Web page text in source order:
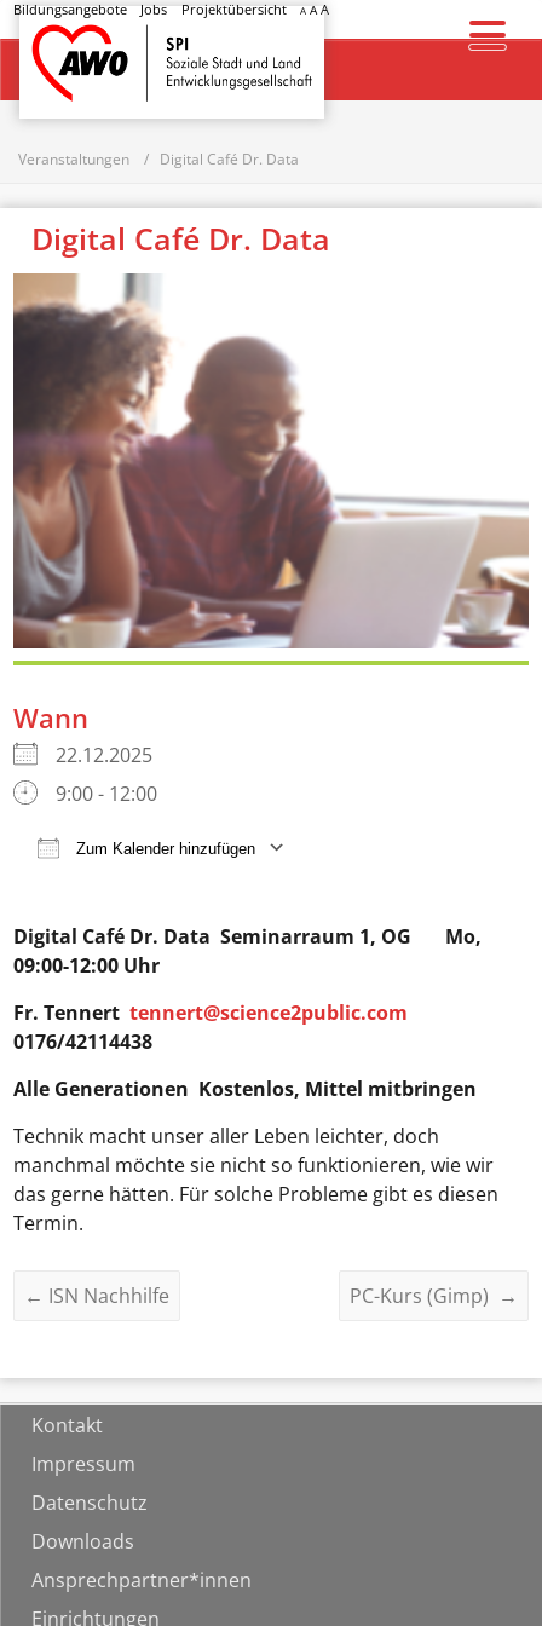
Bildungsangebote Jobs Projektübersicht A AA
Startseite
Veranstaltungen Digital Café Dr. Data
Digital Café Dr. Data
Wann
22.12.2025
9:00 - 12:00
Zum Kalender hinzufügen
Digital Café Dr. Data Seminarraum 1, OG Mo,
09:00-12:00 Uhr
Fr. Tennerttennert@science2public.com
0176/42114438
Alle Generationen Kostenlos, Mittel mitbringen
Technik macht unser aller Leben leichter, doch
manchmal möchte sie nicht so funktionieren, wie wir
das gerne hätten. Für solche Probleme gibt es diesen
Termin.
← ISN Nachhilfe PC-Kurs (Gimp) →
Kontakt
Impressum
Datenschutz
Downloads
Ansprechpartner*innen
Einrichtungen